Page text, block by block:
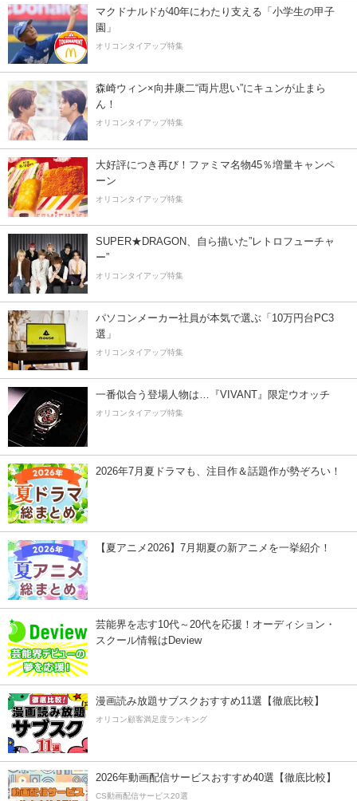
マクドナルドが40年にわたり支える「小学生の甲子
園」
オリコンタイアップ特集
森崎ウィン×向井康二“両片思い”にキュンが止まら
ん！
オリコンタイアップ特集
大好評につき再び！ファミマ名物45％増量キャンペ
ーン
オリコンタイアップ特集
SUPER★DRAGON、自ら描いた”レトロフューチャ
ー”
オリコンタイアップ特集
パソコンメーカー社員が本気で選ぶ「10万円台PC3
選」
オリコンタイアップ特集
一番似合う登場人物は…『VIVANT』限定ウオッチ
オリコンタイアップ特集
2026年7月夏ドラマも、注目作＆話題作が勢ぞろい！
【夏アニメ2026】7月期夏の新アニメを一挙紹介！
芸能界を志す10代～20代を応援！オーディション・
スクール情報はDeview
漫画読み放題サブスクおすすめ11選【徹底比較】
オリコン顧客満足度ランキング
2026年動画配信サービスおすすめ40選【徹底比較】
CS動画配信サービス20選